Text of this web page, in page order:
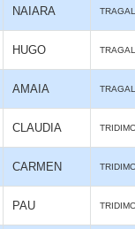
NAIARA
HUGO
AMAIA
CLAUDIA
CARMEN
PAU